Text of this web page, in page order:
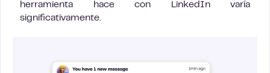
herramienta hace con LinkedIn varía
significativamente.